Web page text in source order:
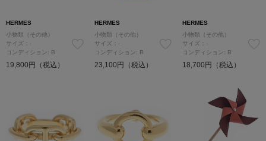
HERMES
小物類（その他）
サイズ：-
コンディション: B
19,800円（税込）
HERMES
小物類（その他）
サイズ：-
コンディション: B
23,100円（税込）
HERMES
小物類（その他）
サイズ：-
コンディション: B
18,700円（税込）